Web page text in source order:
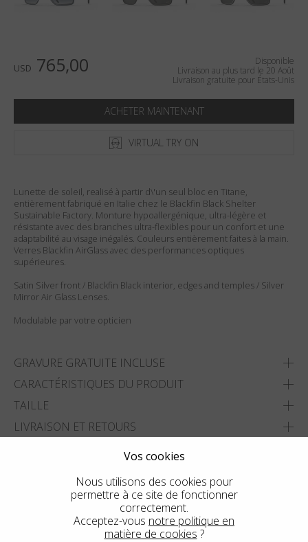
USD 765,00
Disponible
Livraison au plus tard le 20 Août
Livraison gratuite pour États-Unis
ACHETER MAINTENANT
VIRTUAL TRY ON
Lunette de soleil, realisé à partir d\'un seul bloc en Titane,
entièrement fabriqué en Italie chez le Blackfin Black Shelter
Sustainable Factory. Monture hypoallergénique, ultra-légère et
résistante avec des branches ultra-flexibles pour un confort et une
adaptabilité au visage inégalés. Couleurs entièrement faites à la main.
Verres Blackfin AirGlass avec des performances optiques
supérieures.
Satin Silver front / Blackfin Black interior, edges and temples / Silver
Mirror Air Glass Lenses.
Modulable par votre opticien
GRAVURE GRATUITE INCLUSE
CARACTÉRISTIQUES DU PRODUIT
TAILLE
LIVRAISON ET RETOURS
TROUVER LE MAGASIN LE PLUS PROCHE
Vos cookies
Nous utilisons des cookies pour
permettre à ce site de fonctionner
correctement.
Acceptez-vous notre politique en
matière de cookies ?